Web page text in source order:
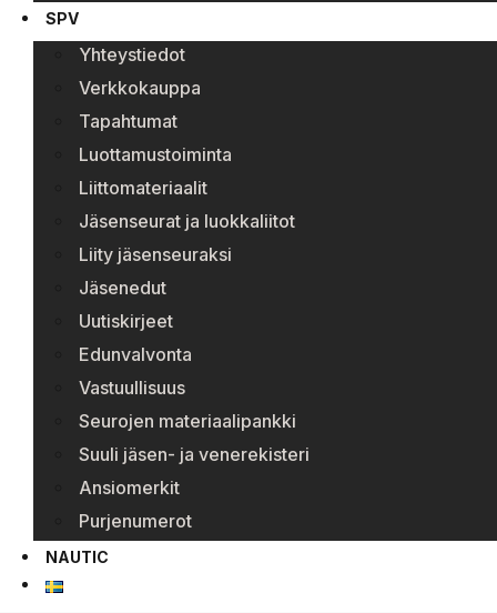
SPV
Yhteystiedot
Verkkokauppa
Tapahtumat
Luottamustoiminta
Liittomateriaalit
Jäsenseurat ja luokkaliitot
Liity jäsenseuraksi
Jäsenedut
Uutiskirjeet
Edunvalvonta
Vastuullisuus
Seurojen materiaalipankki
Suuli jäsen- ja venerekisteri
Ansiomerkit
Purjenumerot
NAUTIC